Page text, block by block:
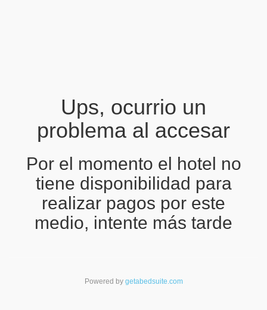
Ups, ocurrio un
problema al accesar
Por el momento el hotel no
tiene disponibilidad para
realizar pagos por este
medio, intente más tarde
Powered by getabedsuite.com